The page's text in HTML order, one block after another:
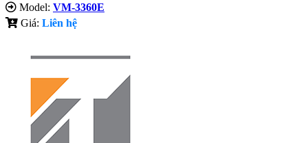
Model: VM-3360E
Giá: Liên hệ